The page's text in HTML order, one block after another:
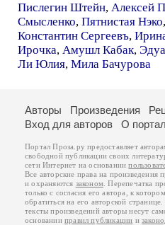
Пислегин Штейн, Алексей
Смысленко, Пятнистая Нэко,
Константин Сергеевъ,
Ирочка, Амушл Кабак,
Ли Юлия, Мила Бачурова
Авторы Произведения
Вход для авторов
О
Портал Проза.ру предоставляет
свободной публикации своих
сети Интернет на основании
Все авторские права на произведения
и охраняются законом . Перепечатка
только с согласия его автора, к
обратиться на его авторской странице.
тексты произведений авторы несут
основанииправил публикации и